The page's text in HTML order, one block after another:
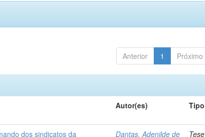
Anterior 1 Próximo
Autor(es) Tipo
dos sindicatos da Dantas, Adenilde de Tese